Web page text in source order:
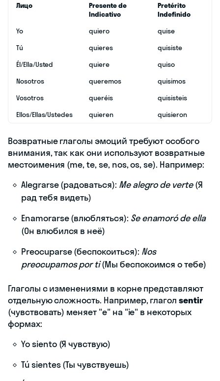
Лицо
Presente de
Indicativo
Pretérito
Indefinido
Yo
quiero
quise
Tú
quieres
quisiste
Él/Ella/Usted
quiere
quiso
Nosotros
queremos
quisimos
Vosotros
queréis
quisisteis
Ellos/Ellas/Ustedes
quieren quisieron
Возвратные глаголы эмоций требуют особого
внимания, так как они используют возвратные
местоимения (me, te, se, nos, os, se). Например:
Alegrarse (радоваться): Me alegro de verte(Я
рад тебя видеть)
Enamorarse (влюбляться): Se enamoró de ella
(Он влюбился в неё)
Preocuparse (беспокоиться): Nos
preocupamos por ti(Мы беспокоимся о тебе)
Глаголы с изменениями в корне представляют
отдельную сложность. Например, глаголsentir
(чувствовать) меняет "e" на "ie" в некоторых
формах:
Yo siento (Я чувствую)
Tú sientes (Ты чувствуешь)